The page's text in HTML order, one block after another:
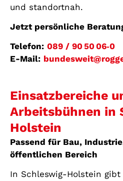
und standortnah.
Jetzt persönliche
Telefon: 089 / 90 50 06‑0
E-Mail:
Einsatzbereiche
Arbeitsbühnen in
Holstein
Passend für Bau,
öffentlichen Bereich
In Schleswig-Holstein gibt